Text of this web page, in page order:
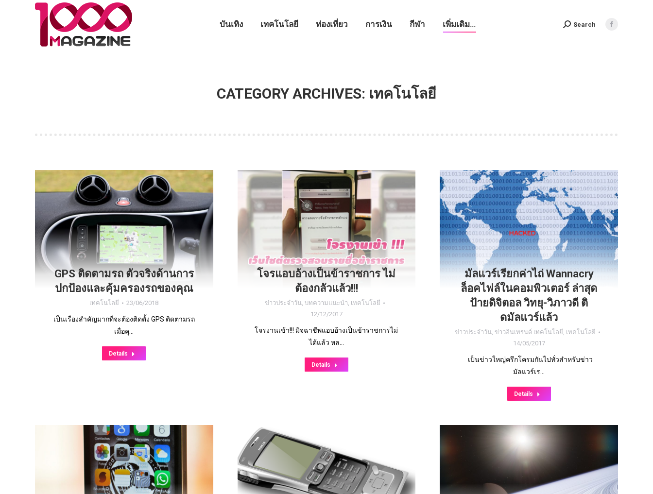
บันเทิง เทคโนโลยี ท่องเที่ยว การเงิน กีฬา เพิ่มเติม… Search:
Search
Facebook
CATEGORY ARCHIVES: เทคโนโลยี
GPS ติดตามรถ ตัวจริงด้านการ
ปกป้องและคุ้มครองรถของคุณ
เทคโนโลยี 23/06/2018
เป็นเรื่องสำคัญมากที่จะต้องติดตั้ง GPS ติดตามรถ
เมื่อคุ…
Details
โจรแอบอ้างเป็นข้าราชการ ไม่
ต้องกลัวแล้ว!!!
ข่าวประจำวัน,บทความแนะนำ, เทคโนโลยี
12/12/2017
โจรงานเข้า!!! มิจฉาชีพแอบอ้างเป็นข้าราชการไม่
ได้แล้ว หล…
Details
มัลแวร์เรียกค่าไถ่ Wannacry
ล็อคไฟล์ในคอมพิวเตอร์ ล่าสุด
ป้ายดิจิตอล วิทยุ-วิภาวดี ติ
ดมัลแวร์แล้ว
ข่าวประจำวัน,ข่าวอินเทรนด์ เทคโนโลยี, เทคโนโลยี
14/05/2017
เป็นข่าวใหญ่ครึกโครมกันไปทั่วสำหรับข่าว
มัลแวร์เร…
Details